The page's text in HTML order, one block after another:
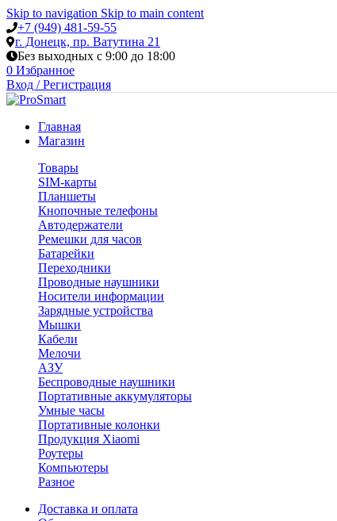
Skip to navigation Skip to main content
+7 (949) 481-59-55
г. Донецк, пр. Ватутина 21
Без выходных с 9:00 до 18:00
0 Избранное
Вход / Регистрация
Главная
Магазин
Товары
SIM-карты
Планшеты
Кнопочные телефоны
Автодержатели
Ремешки для часов
Батарейки
Переходники
Проводные наушники
Носители информации
Зарядные устройства
Мышки
Кабели
Мелочи
АЗУ
Беспроводные наушники
Портативные аккумуляторы
Умные часы
Портативные колонки
Продукция Xiaomi
Роутеры
Компьютеры
Разное
Доставка и оплата